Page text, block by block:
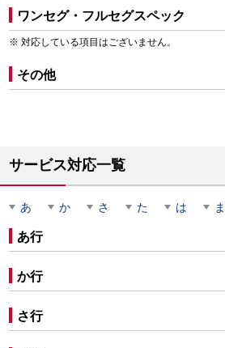
ワンセグ・フルセグスペック
対応している項目はございません。
その他
サービス対応一覧
あ か さ た は ま
あ行
か行
さ行